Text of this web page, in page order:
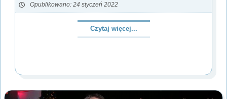
Opublikowano: 24 styczeń 2022
Czytaj więcej...